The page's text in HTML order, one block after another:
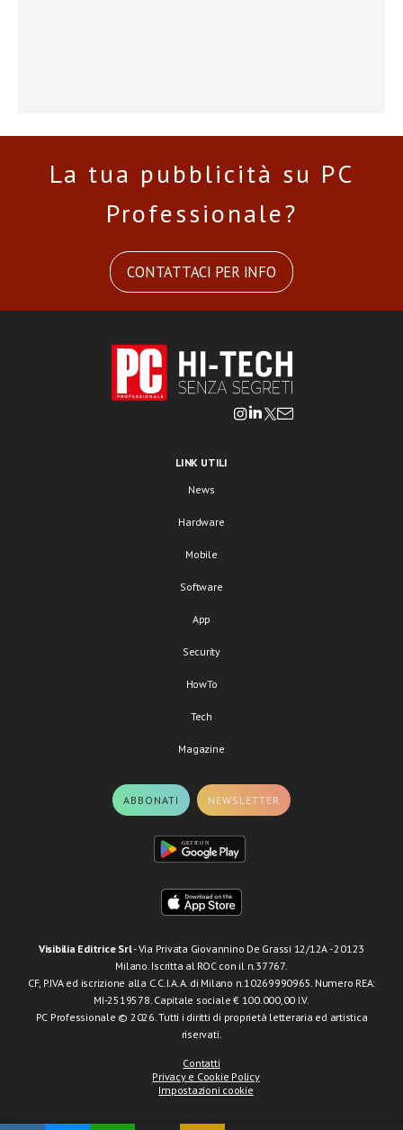
La tua pubblicità su PC
Professionale?
CONTATTACI PER INFO
LINK UTILI
News
Hardware
Mobile
Software
App
Security
HowTo
Tech
Magazine
ABBONATI NEWSLETTER
Visibilia Editrice Srl- Via Privata Giovannino De Grassi 12/12A - 20123
Milano. Iscritta al ROC con il n.37767.
CF, P.IVA ed iscrizione alla C.C.I.A.A. di Milano n.10269990965. Numero REA:
MI-2519578. Capitale sociale € 100.000,00 I.V.
PC Professionale © 2026. Tutti i diritti di proprietà letteraria ed artistica
riservati.
Contatti
Privacy e Cookie Policy
Impostazioni cookie